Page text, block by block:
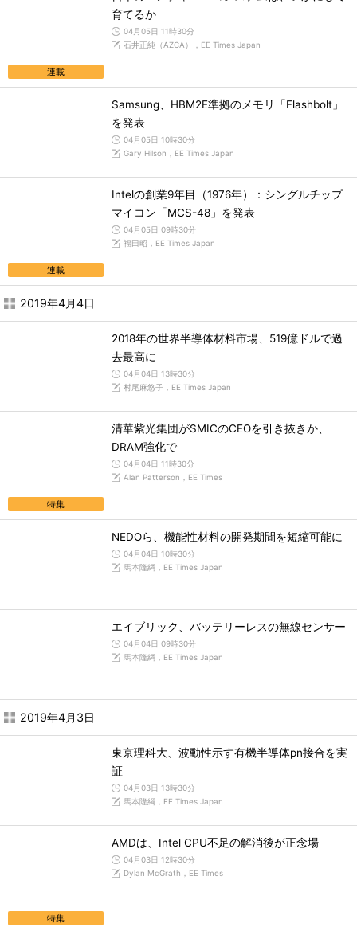
連載
育てるか
04月05日 11時30分
石井正純（AZCA），EE Times Japan
Samsung、HBM2E準拠のメモリ「Flashbolt」
を発表
04月05日 10時30分
Gary Hilson，EE Times Japan
連載
Intelの創業9年目（1976年）：シングルチップ
マイコン「MCS-48」を発表
04月05日 09時30分
福田昭，EE Times Japan
2019年4月4日
2018年の世界半導体材料市場、519億ドルで過
去最高に
04月04日 13時30分
村尾麻悠子，EE Times Japan
特集
清華紫光集団がSMICのCEOを引き抜きか、
DRAM強化で
04月04日 11時30分
Alan Patterson，EE Times
NEDOら、機能性材料の開発期間を短縮可能に
04月04日 10時30分
馬本隆綱，EE Times Japan
エイブリック、バッテリーレスの無線センサー
04月04日 09時30分
馬本隆綱，EE Times Japan
2019年4月3日
東京理科大、波動性示す有機半導体pn接合を実
証
04月03日 13時30分
馬本隆綱，EE Times Japan
特集
AMDは、Intel CPU不足の解消後が正念場
04月03日 12時30分
Dylan McGrath，EE Times